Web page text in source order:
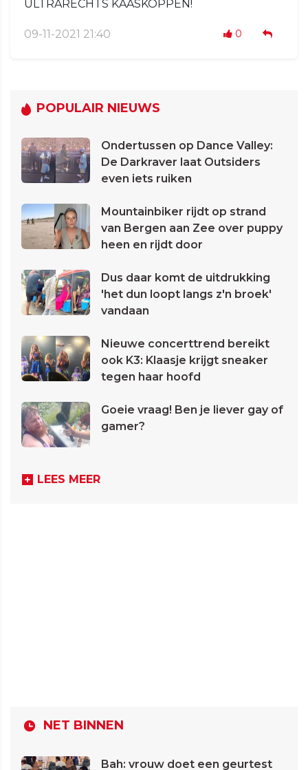
ULTRARECHTS KAASKOPPEN!
09-11-2021 21:40 0
POPULAIR NIEUWS
Ondertussen op Dance Valley:
De Darkraver laat Outsiders
even iets ruiken
Mountainbiker rijdt op strand
van Bergen aan Zee over puppy
heen en rijdt door
Dus daar komt de uitdrukking
'het dun loopt langs z'n broek'
vandaan
Nieuwe concerttrend bereikt
ook K3: Klaasje krijgt sneaker
tegen haar hoofd
Goeie vraag! Ben je liever gay of
gamer?
LEES MEER
NET BINNEN
Bah: vrouw doet een geurtest